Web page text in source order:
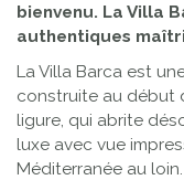
bienvenu. La Villa
authentiques
La Villa Barca est
construite au début
ligure, qui abrite
luxe avec vue
Méditerranée au